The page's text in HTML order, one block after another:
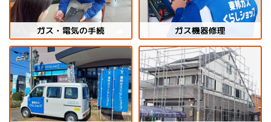
ガス・電気の手続 ガス機器修理